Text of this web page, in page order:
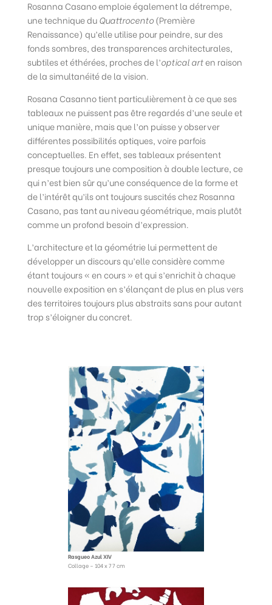
Rosanna Casano emploie également la détrempe,
une technique duQuattrocento(Première
Renaissance) qu’elle utilise pour peindre, sur des
fonds sombres, des transparences architecturales,
subtiles et éthérées, proches de l’optical arten raison
de la simultanéité de la vision.
Rosana Casanno tient particulièrement à ce que ses
tableaux ne puissent pas être regardés d’une seule et
unique manière, mais que l’on puisse y observer
différentes possibilités optiques, voire parfois
conceptuelles. En effet, ses tableaux présentent
presque toujours une composition à double lecture, ce
qui n’est bien sûr qu’une conséquence de la forme et
de l’intérêt qu’ils ont toujours suscités chez Rosanna
Casano, pas tant au niveau géométrique, mais plutôt
comme un profond besoin d’expression.
L’architecture et la géométrie lui permettent de
développer un discours qu’elle considère comme
étant toujours « en cours » et qui s’enrichit à chaque
nouvelle exposition en s’élançant de plus en plus vers
des territoires toujours plus abstraits sans pour autant
trop s’éloigner du concret.
Rasgueo Azul XIV
Collage – 104 x 77 cm